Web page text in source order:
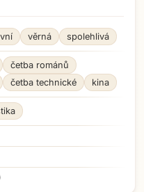
věrná spolehlivá
četba románů
četba technické kina